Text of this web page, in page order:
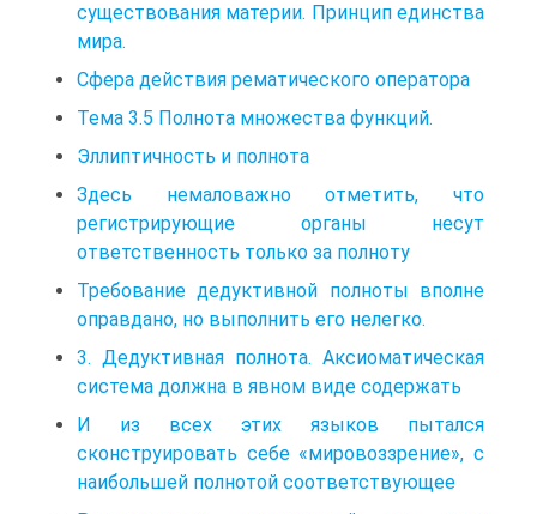
существования материи. Принцип единства
мира.
Сфера действия рематического оператора
Тема 3.5 Полнота множества функций.
Эллиптичность и полнота
Здесь немаловажно отметить, что
регистрирующие органы несут
ответственность только за полноту
Требование дедуктивной полноты вполне
оправдано, но выполнить его нелегко.
3. Дедуктивная полнота. Аксиоматическая
система должна в явном виде содержать
И из всех этих языков пытался
сконструировать себе «мировоззрение», с
наибольшей полнотой соответствующее